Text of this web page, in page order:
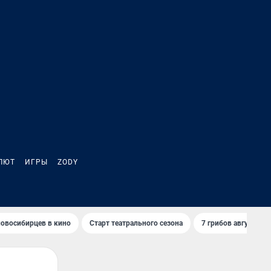
ИГРЫ ZODY
в кино Старт театрального сезона 7 грибов августа